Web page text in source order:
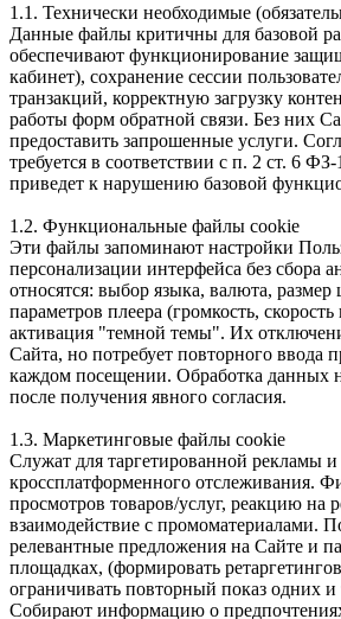
1.1. Технически необходимые
Данные файлы критичны для базовой
обеспечивают функционирование
кабинет), сохранение сессии
транзакций, корректную загрузку
работы форм обратной связи. Без них
предоставить запрошенные услуги.
требуется в соответствии с п. 2 ст. 6
приведет к нарушению базовой
1.2. Функциональные файлы cookie
Эти файлы запоминают настройки
персонализации интерфейса без сбора
относятся: выбор языка, валюта,
параметров плеера (громкость,
активация "темной темы". Их
Сайта, но потребует повторного ввода
каждом посещении. Обработка данных
после получения явного согласия.
1.3. Маркетинговые файлы cookie
Служат для таргетированной рекламы и
кроссплатформенного отслеживания.
просмотров товаров/услуг, реакцию на
взаимодействие с промоматериалами.
релевантные предложения на Сайте и
площадках, (формировать
ограничивать повторный показ одних
Собирают информацию о